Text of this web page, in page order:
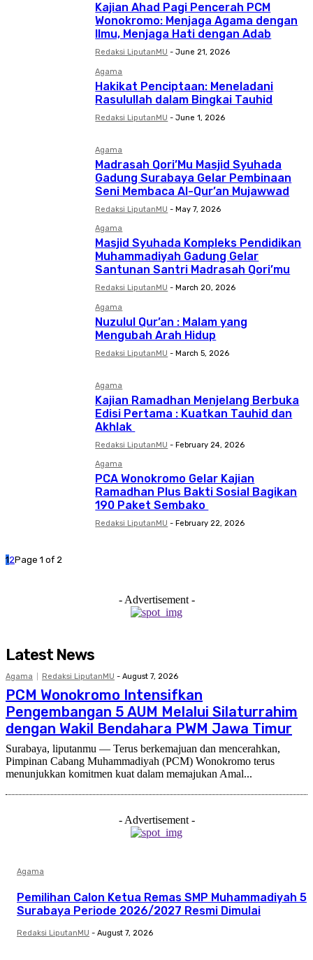
Kajian Ahad Pagi Pencerah PCM
Wonokromo: Menjaga Agama dengan
Ilmu, Menjaga Hati dengan Adab
Redaksi LiputanMU - June 21, 2026
Agama
Hakikat Penciptaan: Meneladani
Rasulullah dalam Bingkai Tauhid
Redaksi LiputanMU - June 1, 2026
Agama
Madrasah Qori’Mu Masjid Syuhada
Gadung Surabaya Gelar Pembinaan
Seni Membaca Al-Qur’an Mujawwad
Redaksi LiputanMU - May 7, 2026
Agama
Masjid Syuhada Kompleks Pendidikan
Muhammadiyah Gadung Gelar
Santunan Santri Madrasah Qori’mu
Redaksi LiputanMU - March 20, 2026
Agama
Nuzulul Qur’an : Malam yang
Mengubah Arah Hidup
Redaksi LiputanMU - March 5, 2026
Agama
Kajian Ramadhan Menjelang Berbuka
Edisi Pertama : Kuatkan Tauhid dan
Akhlak
Redaksi LiputanMU - February 24, 2026
Agama
PCA Wonokromo Gelar Kajian
Ramadhan Plus Bakti Sosial Bagikan
190 Paket Sembako
Redaksi LiputanMU - February 22, 2026
12Page 1 of 2
- Advertisement -
Latest News
Agama Redaksi LiputanMU - August 7, 2026
PCM Wonokromo Intensifkan
Pengembangan 5 AUM Melalui Silaturrahim
dengan Wakil Bendahara PWM Jawa Timur
Surabaya, liputanmu — Terus berkemajuan dan mencerahkan,
Pimpinan Cabang Muhammadiyah (PCM) Wonokromo terus
menunjukkan komitmen kuat dalam memajukan Amal...
- Advertisement -
Agama
Pemilihan Calon Ketua Remas SMP Muhammadiyah 5
Surabaya Periode 2026/2027 Resmi Dimulai
Redaksi LiputanMU - August 7, 2026